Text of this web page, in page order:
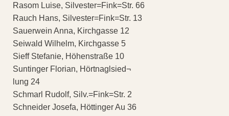
Rasom Luise, Silvester=Fink=Str. 66
Rauch Hans, Silvester=Fink=Str. 13
Sauerwein Anna, Kirchgasse 12
Seiwald Wilhelm, Kirchgasse 5
Sieff Stefanie, Höhenstraße 10
Suntinger Florian, Hörtnaglsied¬
lung 24
Schmarl Rudolf, Silv.=Fink=Str. 2
Schneider Josefa, Höttinger Au 36